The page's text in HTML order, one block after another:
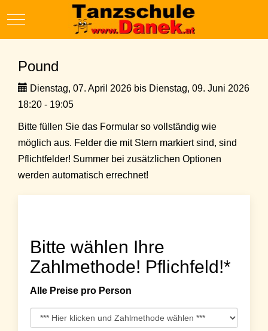
Mobile Menu Toggle
Pound
Dienstag, 07. April 2026 bis Dienstag, 09. Juni 2026
18:20 - 19:05
Bitte füllen Sie das Formular so vollständig wie
möglich aus. Felder die mit Stern markiert sind, sind
Pflichtfelder! Summer bei zusätzlichen Optionen
werden automatisch errechnet!
Bitte wählen Ihre
Zahlmethode! Pflichfeld!*
Alle Preise pro Person